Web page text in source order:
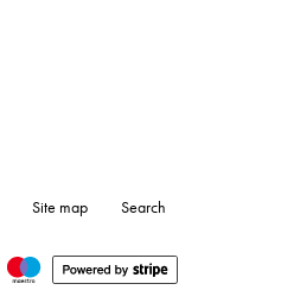
Site map Search